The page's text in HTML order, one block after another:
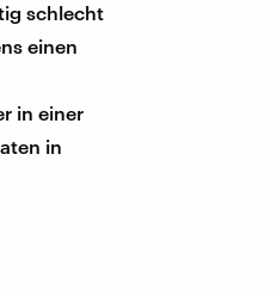
schlecht
einen
in einer
in